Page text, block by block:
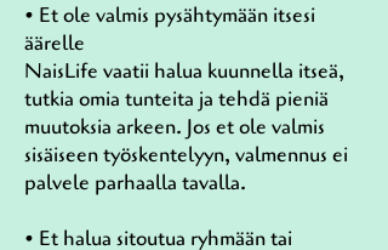
• Et ole valmis pysähtymään itsesi
äärelle
NaisLife vaatii halua kuunnella itseä,
tutkia omia tunteita ja tehdä pieniä
muutoksia arkeen. Jos et ole valmis
sisäiseen työskentelyyn, valmennus ei
palvele parhaalla tavalla.
• Et halua sitoutua ryhmään tai